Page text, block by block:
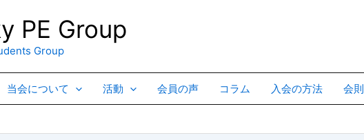
PE Group
Group
当会について 活動 会員の声 コラム 入会の方法 会則